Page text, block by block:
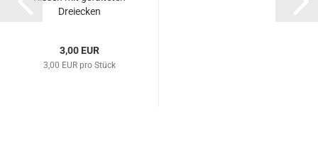
Dreiecken
3,00 EUR
3,00 EUR pro Stück